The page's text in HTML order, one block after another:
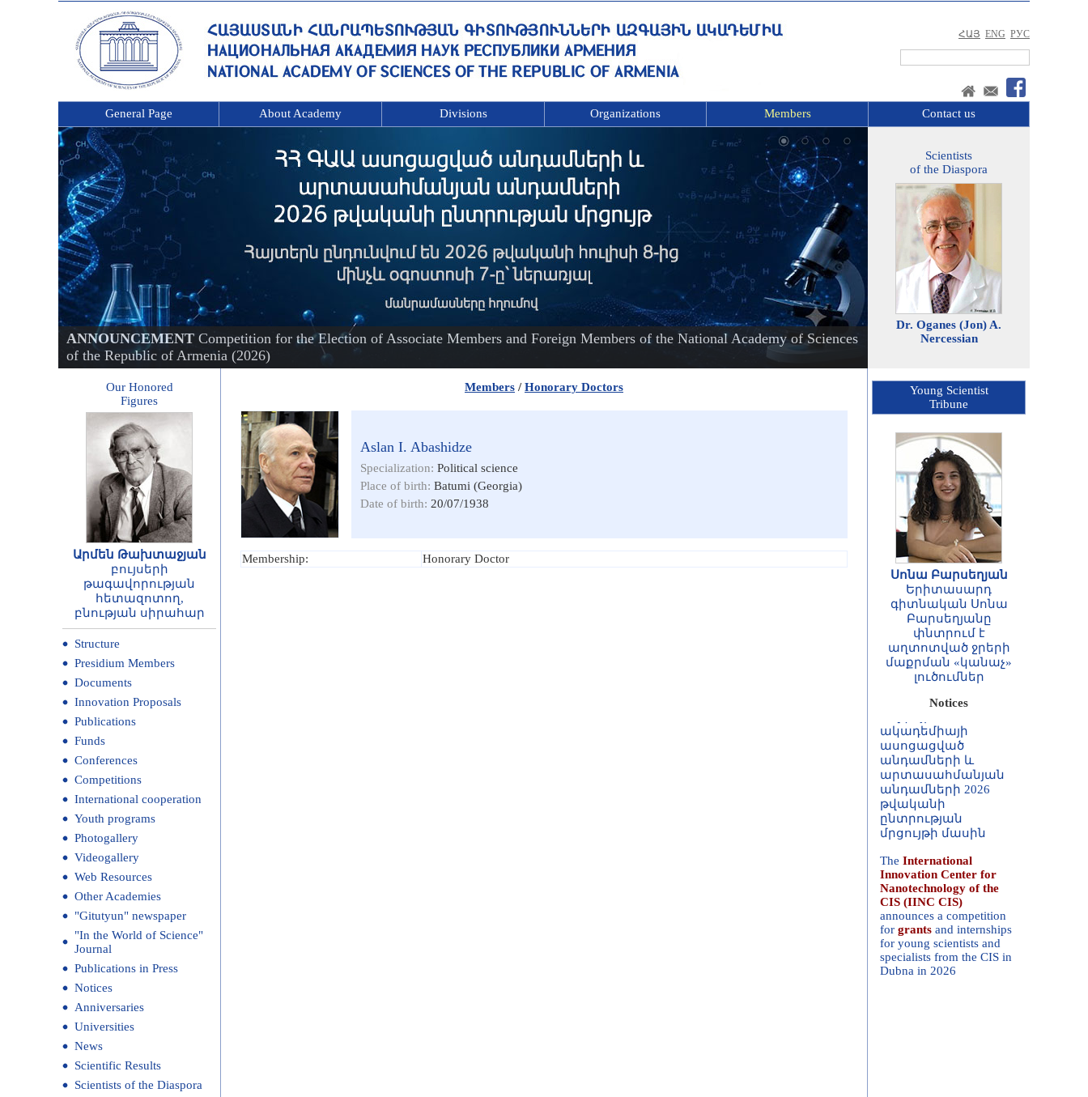
ՀԱՅ ENG РУС
General Page About Academy Divisions Organizations Members Contact us
ANNOUNCEMENT Competition for the Election of Associate Members and Foreign Members of the National Academy of Sciences
of the Republic of Armenia (2026)
Scientists
of the Diaspora
Dr. Oganes (Jon) A.
Nercessian
Our Honored
Figures
Արմեն Թախտաջյան
բույսերի
թագավորության
հետազոտող,
բնության սիրահար
Structure
Presidium Members
Documents
Innovation Proposals
Publications
Funds
Conferences
Competitions
International cooperation
Youth programs
Photogallery
Videogallery
Web Resources
Other Academies
"Gitutyun" newspaper
"In the World of Science"
Journal
Publications in Press
Notices
Anniversaries
Universities
News
Scientific Results
Scientists of the Diaspora
Members /Honorary Doctors
Aslan I. Abashidze
Specialization: Political science
Place of birth: Batumi (Georgia)
Date of birth: 20/07/1938
Membership: Honorary Doctor
Young Scientist
Tribune
Սոնա Բարսեղյան
Երիտասարդ
գիտնական Սոնա
Բարսեղյանը
փնտրում է
աղտոտված ջրերի
մաքրման «կանաչ»
լուծումներ
Notices
ՀԱՅՏԱՐԱՐՈՒԹՅՈՒՆ
Հայաստանի
Հանրապետության
գիտությունների
ակադեմիայի
ասոցացված
անդամների և
արտասահմանյան
անդամների 2026
թվականի
ընտրության
մրցույթի մասին
TheInternational
Nanotechnology of the
CIS (IINC CIS)
announces a competition
forgrantsand internships
for young scientists and
specialists from the CIS in
Dubna in 2026